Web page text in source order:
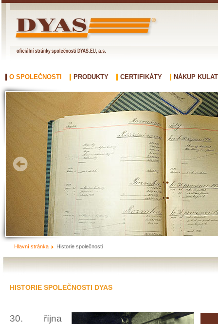
O SPOLEČNOSTI PRODUKTY CERTIFIKÁTY NÁKUP
Hlavní stránka Historie společnosti
HISTORIE SPOLEČNOSTI DYAS
30. října